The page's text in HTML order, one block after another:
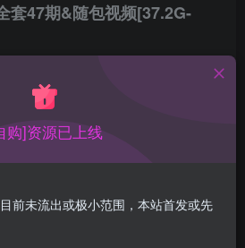
套47期&随包视频[37.2G-
关注
星coser，也是B站的一名二次元主播，
购]资源已上线
前未流出或极小范围，本站首发或先